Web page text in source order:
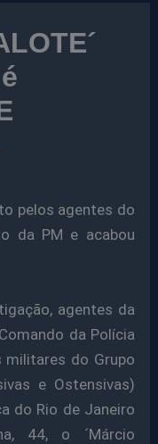
pelos agentes do
da PM e acabou
agentes da
da Polícia
militares do Grupo
e Ostensivas)
do Rio de Janeiro
44, o ´Márcio